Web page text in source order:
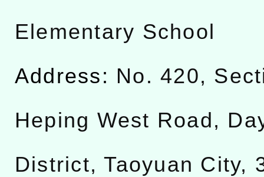
Elementary School
Address: No. 420,
Heping West Road,
District, Taoyuan City,